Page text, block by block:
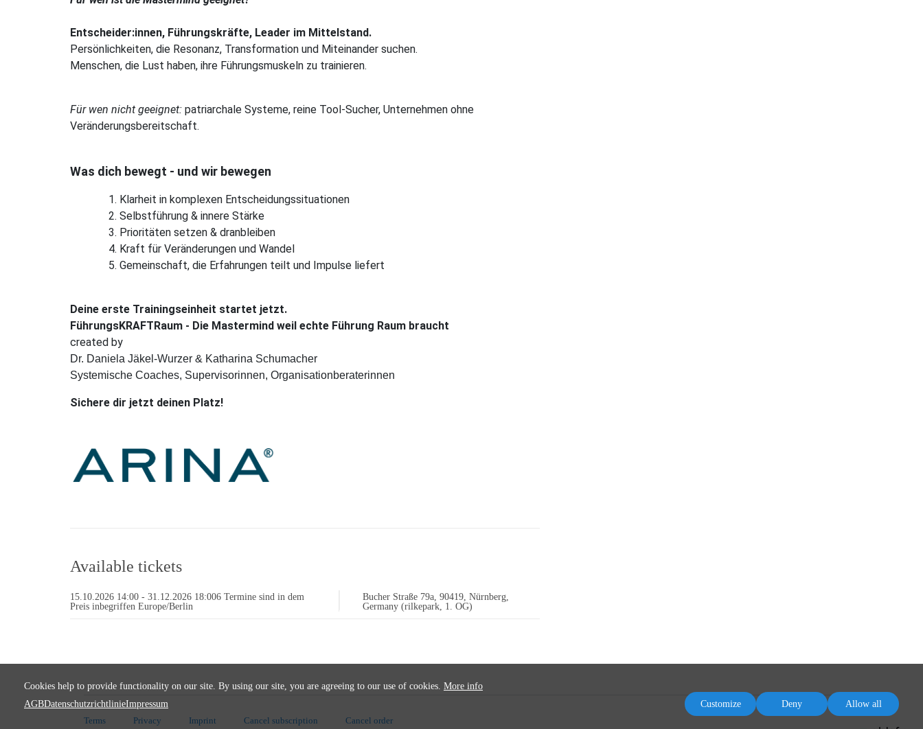
Entscheider:innen, Führungskräfte, Leader im Mittelstand.
Persönlichkeiten, die Resonanz, Transformation und Miteinander suchen.
Menschen, die Lust haben, ihre Führungsmuskeln zu trainieren.
Für wen nicht geeignet: patriarchale Systeme, reine Tool-Sucher, Unternehmen ohne
Veränderungsbereitschaft.
Was dich bewegt - und wir bewegen
Klarheit in komplexen Entscheidungssituationen
Selbstführung & innere Stärke
Prioritäten setzen & dranbleiben
Kraft für Veränderungen und Wandel
Gemeinschaft, die Erfahrungen teilt und Impulse liefert
Deine erste Trainingseinheit startet jetzt.
FührungsKRAFTRaum - Die Mastermind weil echte Führung Raum braucht
created by
Dr. Daniela Jäkel-Wurzer & Katharina Schumacher
Systemische Coaches, Supervisorinnen, Organisationberaterinnen
Sichere dir jetzt deinen Platz!
Available tickets
15.10.2026 14:00 - 31.12.2026 18:006 Termine sind in dem
Preis inbegriffen Europe/Berlin
Bucher Straße 79a, 90419, Nürnberg,
Germany (rilkepark, 1. OG)
Terms Privacy Imprint Cancel subscription Cancel order
Cookies help to provide functionality on our site. By using our site, you are agreeing to our use of cookies. More info
AGBDatenschutzrichtlinieImpressum Customize Deny Allow all